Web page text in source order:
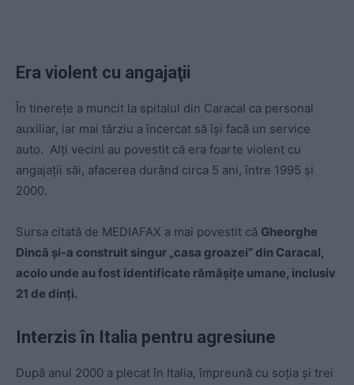
Era violent cu angajaţii
În tinerețe a muncit la spitalul din Caracal ca personal
auxiliar, iar mai târziu a încercat să își facă un service
auto. Alți vecini au povestit că era foarte violent cu
angajații săi, afacerea durând circa 5 ani, între 1995 și
2000.
Sursa citată de MEDIAFAX a mai povestit că Gheorghe
Dincă și-a construit singur „casa groazei” din Caracal,
acolo unde au fost identificate rămășițe umane, inclusiv
21 de dinți.
Interzis în Italia pentru agresiune
După anul 2000 a plecat în Italia, împreună cu soția și trei